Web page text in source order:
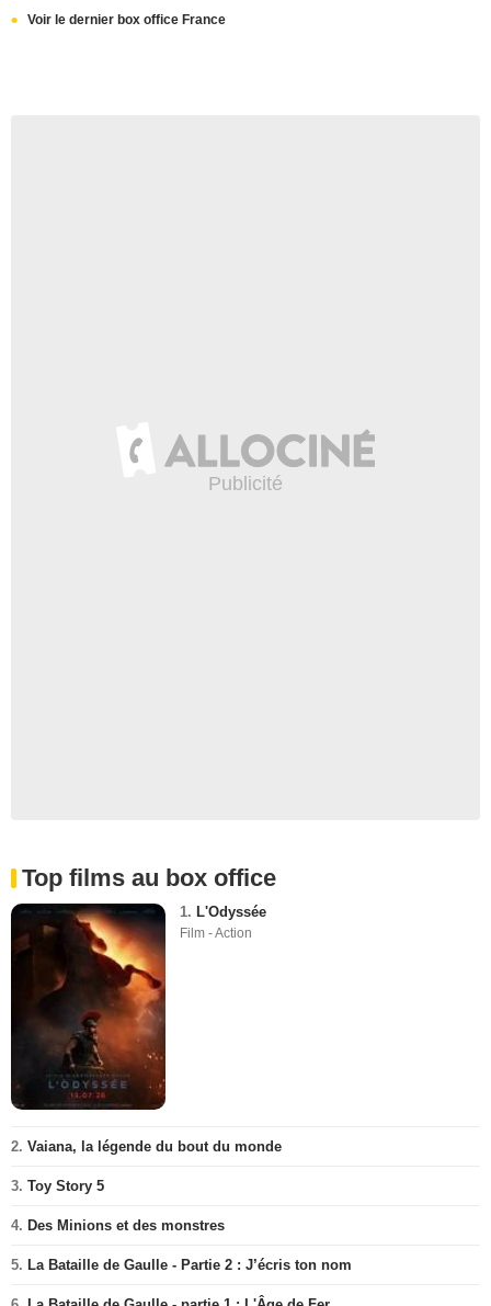
Voir le dernier box office France
Top films au box office
1. L'Odyssée
Film - Action
2. Vaiana, la légende du bout du monde
3. Toy Story 5
4. Des Minions et des monstres
5. La Bataille de Gaulle - Partie 2 : J’écris ton nom